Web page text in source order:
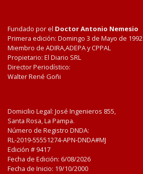
Fundado por el Doctor Antonio Nemesio
Primera edición: Domingo 3 de Mayo de 1992
Miembro de ADIRA,ADEPA y CPPAL
Propietario: El Diario SRL
Director Periodístico:
Walter René Goñi
Domicilio Legal: José Ingenieros 855,
Santa Rosa, La Pampa.
Número de Registro DNDA:
RL-2019-55551274-APN-DNDA#MJ
Edición # 9417
Fecha de Edición: 6/08/2026
Fecha de Inicio: 19/10/2000